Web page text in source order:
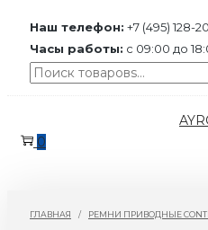
Наш телефон: +7 (495) 128-
Часы работы: с 09:00 до
Поиск:>
к
к
0
ГЛАВНАЯ / РЕМНИ ПРИВОДНЫЕ